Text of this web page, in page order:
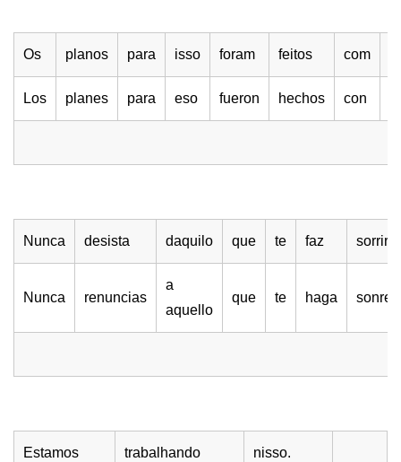
Os planos para isso foram feitos com
Los planes para eso fueron hechos con
Nunca desista daquilo que te faz sorrir.
Nunca renuncias
a
aquello
que te haga
Estamos trabalhando nisso.